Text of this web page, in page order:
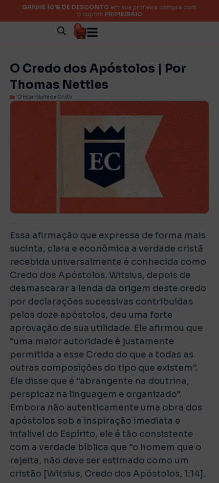
GANHE 10% DE DESCONTO em sua primeira compra com
o cupom PRIMEIRA10
0
O Credo dos Apóstolos | Por
Thomas Nettles
O Estandarte de Cristo
Essa afirmação que expressa de forma mais
sucinta, clara e econômica a verdade cristã
recebida universalmente é conhecida como
Credo dos Apóstolos. Witsius, depois de
desmascarar a lenda da origem deste credo
por declarações sucessivas contribuídas
pelos doze apóstolos, deu uma forte
aprovação de sua utilidade. Ele afirmou que
“uma maior autoridade é justamente
permitida a esse Credo do que a todas as
outras composições do tipo que existem”.
Ele disse que é “abrangente na doutrina,
perspicaz na linguagem e organizado”.
Embora não autenticamente uma obra dos
apóstolos sob a inspiração imediata e
infalível do Espírito, ele é tão consistente
com a verdade bíblica que “o homem que o
rejeita, não deve ser estimado como um
cristão [Witsius, Credo dos Apóstolos, 1:14].